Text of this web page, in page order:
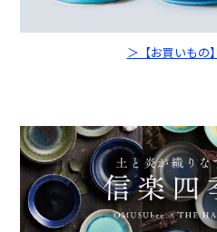
＞【お買いもの